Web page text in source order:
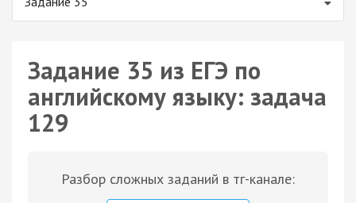
Задание 35 из ЕГЭ по
английскому языку: задача
129
Разбор сложных заданий в тг-канале: